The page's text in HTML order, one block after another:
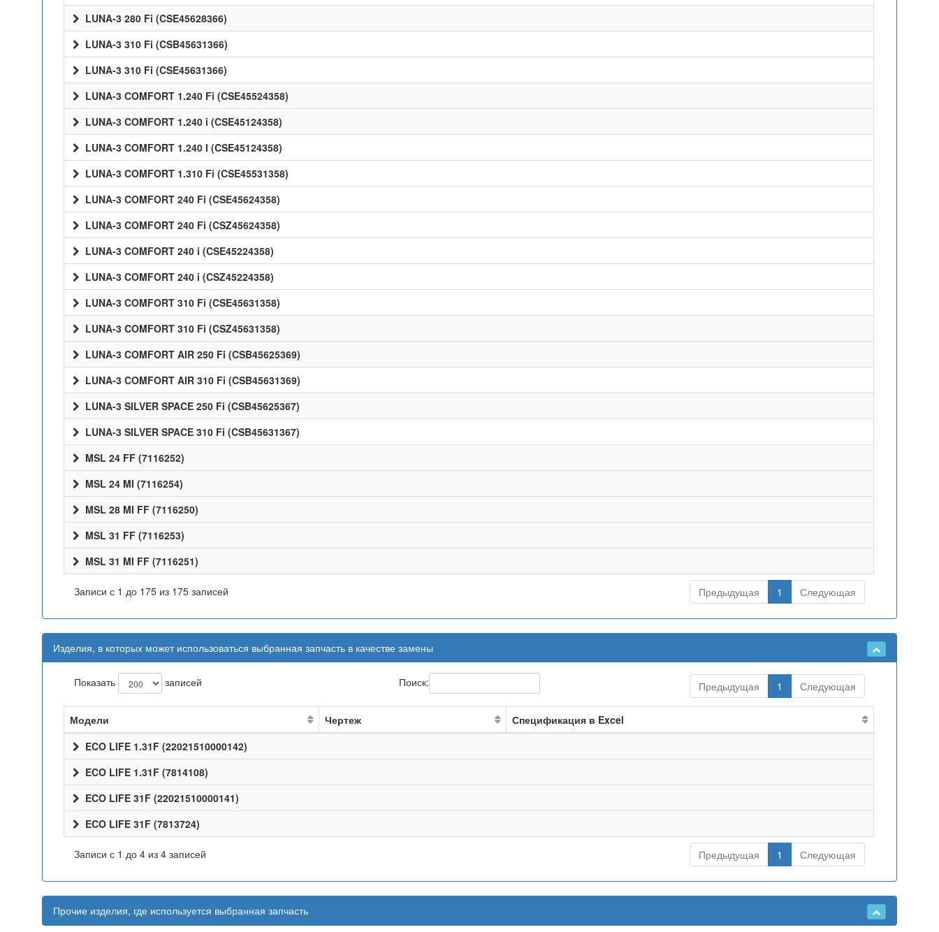
LUNA-3 280 Fi (CSE45628366)
LUNA-3 310 Fi (CSB45631366)
LUNA-3 310 Fi (CSE45631366)
LUNA-3 COMFORT 1.240 Fi (CSE45524358)
LUNA-3 COMFORT 1.240 i (CSE45124358)
LUNA-3 COMFORT 1.240 I (CSE45124358)
LUNA-3 COMFORT 1.310 Fi (CSE45531358)
LUNA-3 COMFORT 240 Fi (CSE45624358)
LUNA-3 COMFORT 240 Fi (CSZ45624358)
LUNA-3 COMFORT 240 i (CSE45224358)
LUNA-3 COMFORT 240 i (CSZ45224358)
LUNA-3 COMFORT 310 Fi (CSE45631358)
LUNA-3 COMFORT 310 Fi (CSZ45631358)
LUNA-3 COMFORT AIR 250 Fi (CSB45625369)
LUNA-3 COMFORT AIR 310 Fi (CSB45631369)
LUNA-3 SILVER SPACE 250 Fi (CSB45625367)
LUNA-3 SILVER SPACE 310 Fi (CSB45631367)
MSL 24 FF (7116252)
MSL 24 MI (7116254)
MSL 28 MI FF (7116250)
MSL 31 FF (7116253)
MSL 31 MI FF (7116251)
Записи с 1 до 175 из 175 записей Предыдущая 1 Следующая
Изделия, в которых может использоваться выбранная запчасть в качестве замены
Показать записей Поиск: Предыдущая 1 Следующая
Модели Чертеж
Спецификация в Excel
ECO LIFE 1.31F (22021510000142)
ECO LIFE 1.31F (7814108)
ECO LIFE 31F (22021510000141)
ECO LIFE 31F (7813724)
Записи с 1 до 4 из 4 записей Предыдущая 1 Следующая
Прочие изделия, где используется выбранная запчасть